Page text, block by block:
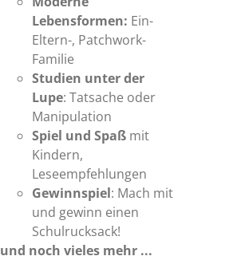
Lebensformen: Ein-
Eltern-, Patchwork-
Familie
Studien unter der
Lupe: Tatsache oder
Manipulation
Spiel und Spaß mit
Kindern,
Leseempfehlungen
Gewinnspiel: Mach mit
und gewinn einen
Schulrucksack!
und noch vieles mehr ...